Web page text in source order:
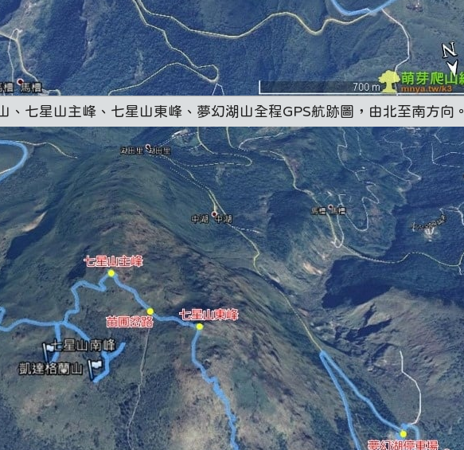
、七星山主峰、七星山東峰、夢幻湖山全程GPS航跡圖，由北至南方向。